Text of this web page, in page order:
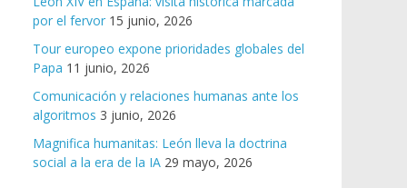
por el fervor 15 junio, 2026
Tour europeo expone prioridades globales del
Papa 11 junio, 2026
Comunicación y relaciones humanas ante los
algoritmos 3 junio, 2026
Magnifica humanitas: León lleva la doctrina
social a la era de la IA 29 mayo, 2026